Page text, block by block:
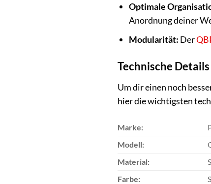
Optimale
Anordnung deiner
Modularität: Der
Technische
Um dir einen noch
hier die wichtigsten
Marke:
Modell:
Material:
Farbe: